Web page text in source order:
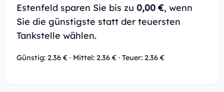
Estenfeld sparen Sie bis zu 0,00 €, wenn
Sie die günstigste statt der teuersten
Tankstelle wählen.
Günstig: 2.36 € · Mittel: 2.36 € · Teuer: 2.36 €